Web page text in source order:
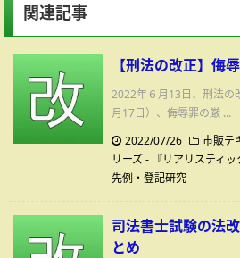
関連記事
【刑法の改正】侮
2022年６月13日、刑法の
月17日）、侮辱罪の厳 ...
2022/07/26
市販テ
リーズ - 『リアリスティッ
先例・登記研究
司法書士試験の法
とめ